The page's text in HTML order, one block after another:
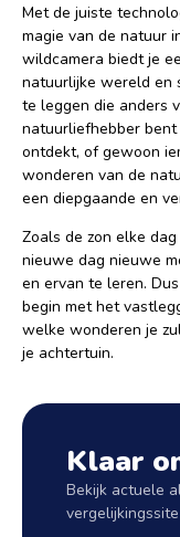
Met de juiste
magie van de natuur
wildcamera biedt je
natuurlijke wereld en
te leggen die anders
natuurliefhebber
ontdekt, of gewoon
wonderen van de
een diepgaande en
Zoals de zon elke
nieuwe dag nieuwe
en ervan te leren.
begin met het
welke wonderen je
je achtertuin.
Klaar
Bekijk actuele